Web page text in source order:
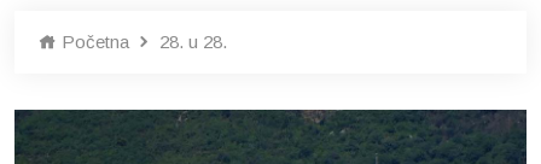
Početna 28. u 28.